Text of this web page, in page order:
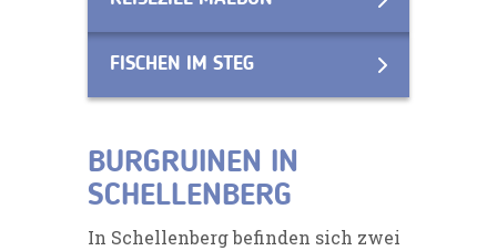
FISCHEN IM STEG
BURGRUINEN IN
SCHELLENBERG
In Schellenberg befinden sich zwei